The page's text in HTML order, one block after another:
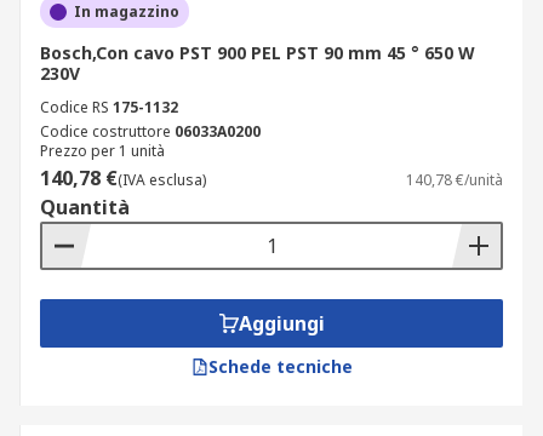
In magazzino
Bosch,Con cavo PST 900 PEL PST 90 mm 45 ° 650 W
230V
Codice RS 175-1132
Codice costruttore 06033A0200
Prezzo per 1 unità
140,78 €(IVA esclusa) 140,78 €/unità
Quantità
Aggiungi
Schede tecniche